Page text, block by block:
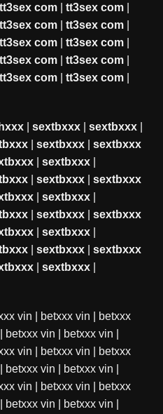
tt3sex com| tt3sex com|
tt3sex com| tt3sex com|
tt3sex com| tt3sex com|
tt3sex com| tt3sex com|
tt3sex com| tt3sex com|
| sextbxxx| sextbxxx|
| sextbxxx| sextbxxx
| sextbxxx|
| sextbxxx| sextbxxx
| sextbxxx|
| sextbxxx| sextbxxx
| sextbxxx|
| sextbxxx| sextbxxx
| sextbxxx|
vin betxxx vin
betxxx
betxxx vin betxxx vin
vin betxxx vin
betxxx
betxxx vin betxxx vin
vin betxxx vin
betxxx
betxxx vin betxxx vin